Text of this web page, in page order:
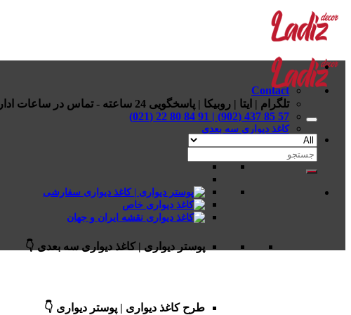
Skip
content
کاغذ دیواری سه بعدی
پوستر دیواری | کاغذ دیواری سه بعدی 👇
طرح کاغذ دیواری | پوستر دیواری 👇
Contact
تلگرام | ایتا | روبیکا | پاسخگویی 24 ساعته - تماس در ساعات اداری
57 85 437 (902) | 91 84 80 22 (021)
جستجو
برای: